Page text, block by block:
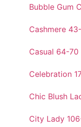
Bubble Gum
Cashmere
Casual 64-70
Celebration
Chic Blush
City Lady